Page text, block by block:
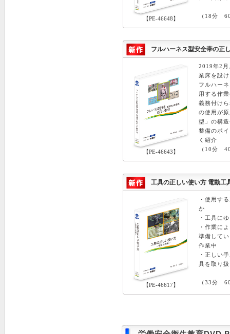
【PE-46648】 （18分
フルハーネス型安全帯の正
【PE-46643】
2019年2月
業床を設
フルハー
用する作
義務付け
の使用が
型」の構
整備のポ
く紹介
（10分
工具の正しい使い方 電動工
【PE-46617】
・使用す
か
・工具に
・作業に
準備して
作業中
・正しい
具を取り
（33分